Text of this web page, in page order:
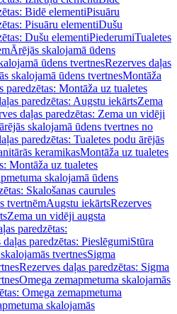
Bidē elementiPisuāru
Pisuāru elementiDušu
Dušu elementiPiederumiTualetes
Ārējās skalojamā ūdens
ūdens tvertnesRezerves daļas
skalojamā ūdens tvertnesMontāža
paredzētas: Montāža uz tualetes
paredzētas: Augstu iekārtsZema
daļas paredzētas: Zema un vidēji
skalojamā ūdens tvertnes no
paredzētas: Tualetes podu ārējās
keramikasMontāža uz tualetes
Montāža uz tualetes
skalojamā ūdens
Skalošanas caurules
tvertnēmAugstu iekārtsRezerves
Zema un vidēji augsta
paredzētas:
daļas paredzētas: PieslēgumiStūra
tvertnesSigma
Rezerves daļas paredzētas: Sigma
Omega zemapmetuma skalojamās
Omega zemapmetuma
skalojamās